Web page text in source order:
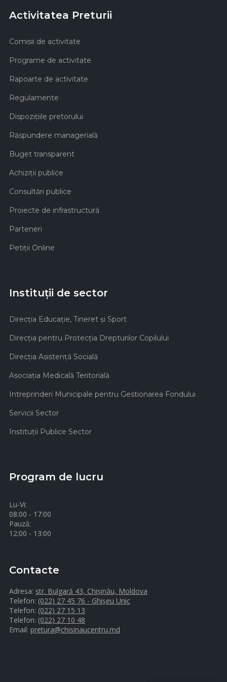
Activitatea Preturii
Comisii de activitate
Programe de activitate
Rapoarte de activitate
Regulamente
Dispozițiile pretorului
Răspundere managerială
Buget transparent
Achiziţii publice
Consultări publice
Proiecte de infrastructură
Parteneri
Petiții Online
Instituții de sector
Direcţia Educaţie, Tineret şi Sport
Direcţia pentru Protecţia Drepturilor Copilului
Direcţia Asistenţă Socială
Asociaţia Medicală Teritorială
Intreprinderi Municipale pentru Gestionarea Fondului
Servicii Sector
Instituţii Publice Sector
Program de lucru
Lu-Vi:
08:00 - 17:00
Pauză:
12:00 - 13:00
Contacte
Adresa: str. Bulgară 43, Chișinău, Moldova
Telefon: (022) 27 45 76 - Ghișeu Unic
Telefon: (022) 27 15 13
Telefon: (022) 27 10 48
Email: pretura@chisinaucentru.md